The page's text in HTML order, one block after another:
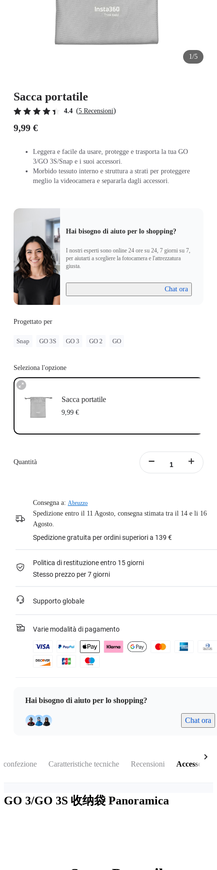
1/5
Sacca portatile
4.4 (5 Recensioni)
9,99 €
Leggera e facile da usare, protegge e trasporta la tua GO
3/GO 3S/Snap e i suoi accessori.
Morbido tessuto interno e struttura a strati per proteggere
meglio la videocamera e separarla dagli accessori.
Hai bisogno di aiuto per lo shopping?
I nostri esperti sono online 24 ore su 24, 7 giorni su 7,
per aiutarti a scegliere la fotocamera e l'attrezzatura
giusta.
Chat ora
Progettato per
Snap GO 3S GO 3 GO 2 GO
Seleziona l'opzione
Sacca portatile
9,99 €
Quantità
Consegna a: Abruzzo
Spedizione entro il 11 Agosto, consegna stimata tra il 14 e li 16
Agosto.
Spedizione gratuita per ordini superiori a 139 €
Politica di restituzione entro 15 giorni
Stesso prezzo per 7 giorni
Supporto globale
Varie modalità di pagamento
Hai bisogno di aiuto per lo shopping?
Chat ora
confezione Caratteristiche tecniche Recensioni Accessori
GO 3/GO 3S 收纳袋 Panoramica